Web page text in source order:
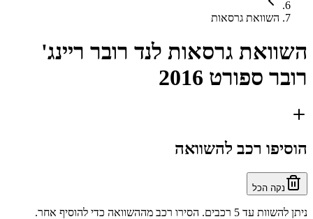
השוואת גרסאות
השוואת גרסאות לנד רובר ריינג'
רובר ספורט 2016
הוסיפו רכב להשוואה
נקה הכל
ניתן להשוות עד 5 רכבים. הסירו רכב מההשוואה כדי להוסיף אחר.